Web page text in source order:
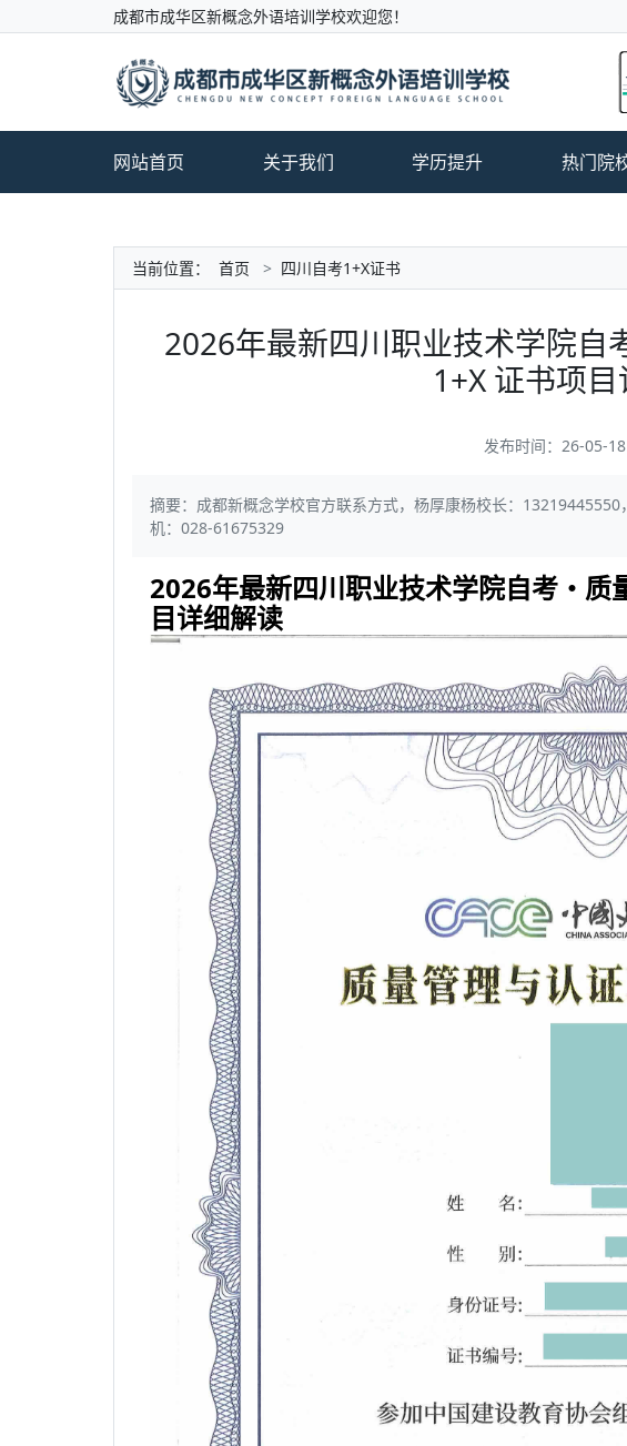
成都市成华区新概念外语培训学校欢迎您！
网站首页 关于我们 学历提升 热门院
当前位置： 首页 > 四川自考1+X证书
2026年最新四川职业技术学院自
1+X 证书项
发布时间：26-05-
摘要：成都新概念学校官方联系方式，杨厚康杨校长：
机：028-61675329
2026年最新四川职业技术学院自考・质
目详细解读